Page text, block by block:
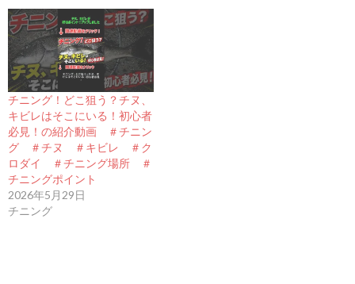
チニング！どこ狙う？チヌ、
キビレはそこにいる！初心者
必見！の紹介動画 ＃チニン
グ ＃チヌ ＃キビレ ＃ク
ロダイ ＃チニング場所 ＃
チニングポイント
2026年5月29日
チニング